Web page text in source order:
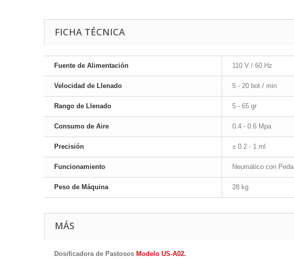
FICHA TÉCNICA
Fuente de Alimentación 110 V / 60 Hz
Velocidad de Llenado 5 - 20 bot / min
Rango de Llenado 5 - 65 gr
Consumo de Aire 0.4 - 0.6 Mpa
Precisión ± 0.2 - 1 ml
Funcionamiento Neumático con Pedal
Peso de Máquina 28 kg
MÁS
Dosificadora de Pastosos Modelo US-A02.